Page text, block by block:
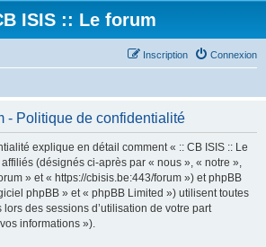
ISIS :: Le forum
Connexion
Inscription
- Politique de confidentialité
explique en détail comment « :: CB ISIS :: Le
(désignés ci-après par « nous », « notre »,
» et « https://cbisis.be:443/forum ») et phpBB
phpBB » et « phpBB Limited ») utilisent toutes
des sessions d’utilisation de votre part
informations »).